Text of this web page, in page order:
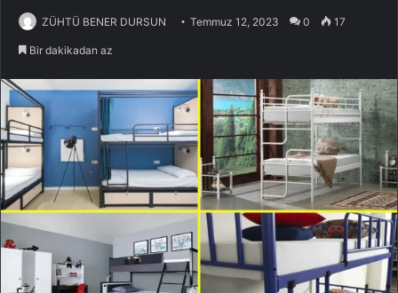
ZÜHTÜ BENER DURSUN Temmuz 12, 2023 0 17
Bir dakikadan az